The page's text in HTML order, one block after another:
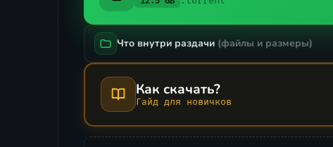
Что внутри раздачи (файлы и размеры)
Как скачать?
Гайд для новичков